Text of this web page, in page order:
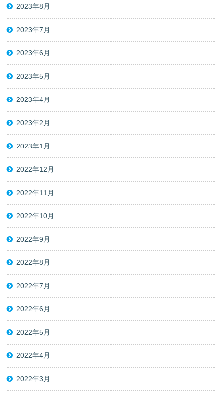
2023年8月
2023年7月
2023年6月
2023年5月
2023年4月
2023年2月
2023年1月
2022年12月
2022年11月
2022年10月
2022年9月
2022年8月
2022年7月
2022年6月
2022年5月
2022年4月
2022年3月